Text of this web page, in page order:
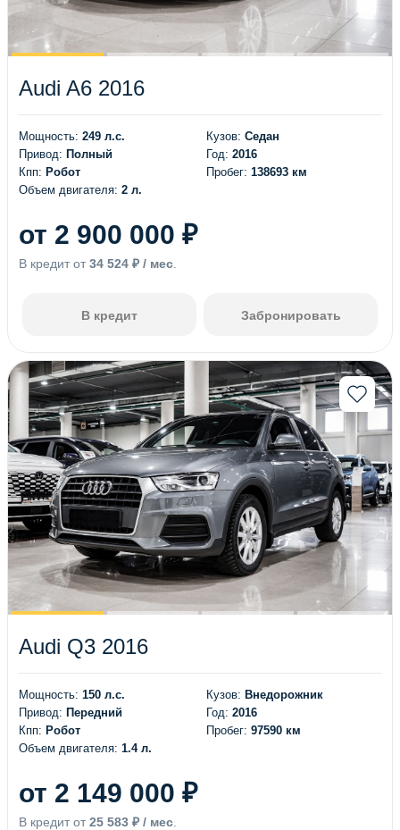
(4)
(87)
(33)
(74)
(13)
(36)
(8)
(5)
(3)
(2)
(3)
(7)
(1)
(4)
(1)
(1)
(1)
Audi A6 2016
Мощность: 249 л.с.
Привод: Полный
Кпп: Робот
Объем двигателя: 2 л.
Кузов: Седан
Год: 2016
Пробег: 138693 км
от 2 900 000 ₽
В кредит от 34 524 ₽ / мес
В кредит Забронировать
Audi Q3 2016
Мощность: 150 л.с.
Привод: Передний
Кпп: Робот
Объем двигателя: 1.4 л.
Кузов: Внедорожник
Год: 2016
Пробег: 97590 км
от 2 149 000 ₽
В кредит от 25 583 ₽ / мес